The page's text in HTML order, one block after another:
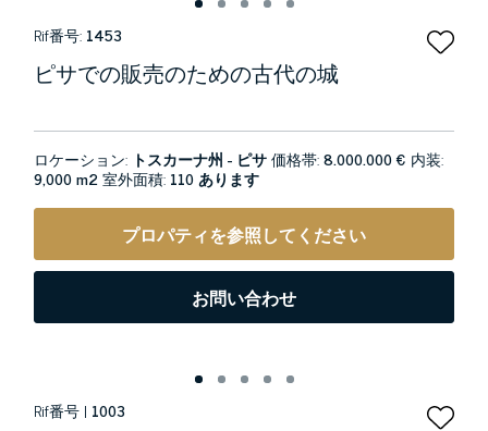
Rif番号: 1453
ピサでの販売のための古代の城
ロケーション: トスカーナ州 - ピサ価格帯:8.000.000 € 内装:
9,000 m2室外面積: 110 あります
プロパティを参照してください
お問い合わせ
Rif番号 | 1003